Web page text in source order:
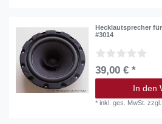
Hecklautsprecher
#3014
39,00 € *
In den
*inkl. ges. MwSt.